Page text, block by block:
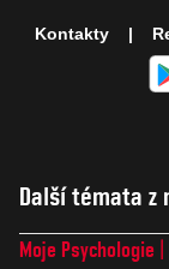
Další témata z
Moje Psychologie
Kontakty